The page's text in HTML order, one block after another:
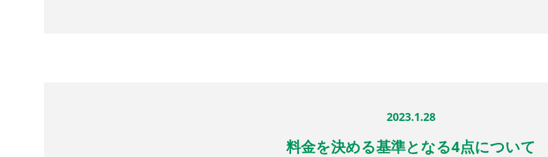
2023.1.28
料金を決める基準となる4点について